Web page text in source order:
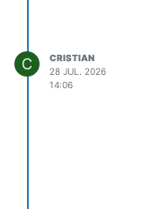
C
CRISTIAN
28 JUL. 2026
14:06